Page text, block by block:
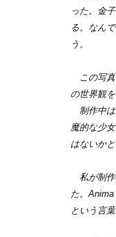
った。金
る。なん
う。
この写真
の世界観
制作中は
魔的な少
はないかと
私が制作
た。
という言